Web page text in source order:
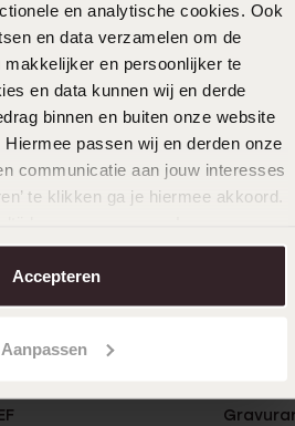
en analytische cookies. Ook
en data verzamelen om de
en persoonlijker te
en data kunnen wij en derde
binnen en buiten onze website
passen wij en derden onze
communicatie aan jouw interesses
te klikken ga je hiermee akkoord.
.
Accepteren
Aanpassen